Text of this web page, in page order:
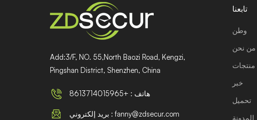
Add:3/F, NO. 55,North Baozi Road, Kengzi,
Pingshan District, Shenzhen, China
هاتف : +8613714015965
بريد إلكتروني : fanny@zdsecur.com
تابعنا
وطن
من نحن
منتجات
خبر
تحميل
المدونة